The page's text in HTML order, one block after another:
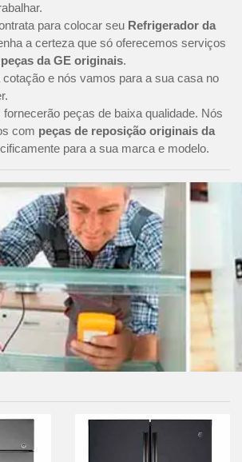
para colocar seu Refrigerador da
a certeza que só oferecemos serviços
peças da GE originais.
cotação e nós vamos para a sua casa no
peças de baixa qualidade. Nós
com peças de reposição originais da
para a sua marca e modelo.